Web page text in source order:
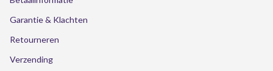
Garantie & Klachten
Retourneren
Verzending